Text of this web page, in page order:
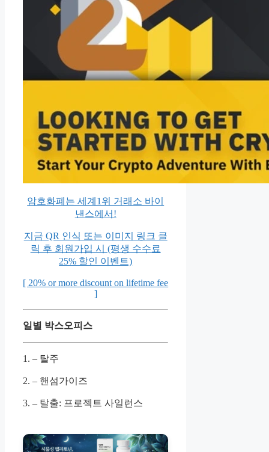
암호화폐는 세계1위 거래소 바이
낸스에서!
지금 QR 인식 또는 이미지 링크 클
릭 후 회원가입 시 (평생 수수료
25% 할인 이벤트)
[ 20% or more discount on lifetime fee
]
일별 박스오피스
1. – 탈주
2. – 핸섬가이즈
3. – 탈출: 프로젝트 사일런스